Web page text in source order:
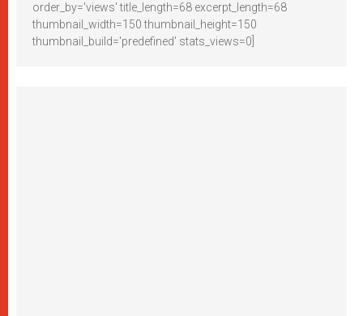
order_by='views' title_length=68 excerpt_length=68
thumbnail_width=150 thumbnail_height=150
thumbnail_build='predefined' stats_views=0]